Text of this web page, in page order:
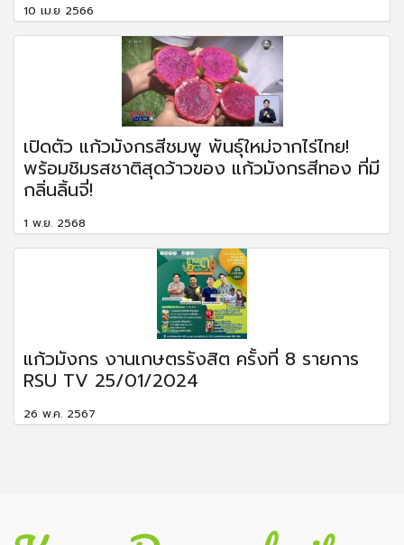
10 เม.ย 2566
เปิดตัว แก้วมังกรสีชมพู พันธุ์ใหม่จากไร่ไทย!
พร้อมชิมรสชาติสุดว้าวของ แก้วมังกรสีทอง ที่มี
กลิ่นลิ้นจี่!
1 พ.ย. 2568
แก้วมังกร งานเกษตรรังสิต ครั้งที่ 8 รายการ
RSU TV 25/01/2024
26 พ.ค. 2567